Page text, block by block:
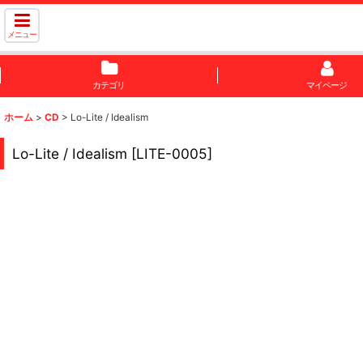
メニュー
カテゴリ マイページ
ホーム > CD > Lo-Lite / Idealism
Lo-Lite / Idealism [LITE-0005]